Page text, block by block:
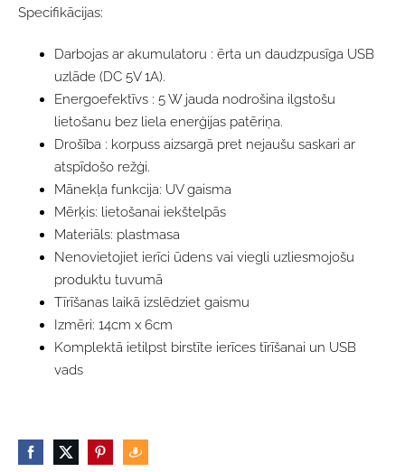
Specifikācijas:
Darbojas ar akumulatoru : ērta un daudzpusīga USB
uzlāde (DC 5V 1A).
Energoefektīvs : 5 W jauda nodrošina ilgstošu
lietošanu bez liela enerģijas patēriņa.
Drošība : korpuss aizsargā pret nejaušu saskari ar
atspīdošo režģi.
Mānekļa funkcija: UV gaisma
Mērķis: lietošanai iekštelpās
Materiāls: plastmasa
Nenovietojiet ierīci ūdens vai viegli uzliesmojošu
produktu tuvumā
Tīrīšanas laikā izslēdziet gaismu
Izmēri: 14cm x 6cm
Komplektā ietilpst birstīte ierīces tīrīšanai un USB
vads